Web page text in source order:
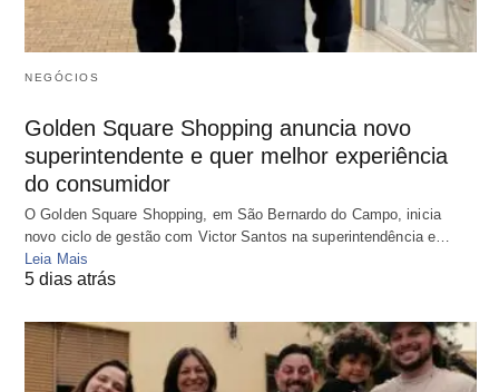
NEGÓCIOS
Golden Square Shopping anuncia novo
superintendente e quer melhor experiência
do consumidor
O Golden Square Shopping, em São Bernardo do Campo, inicia
novo ciclo de gestão com Victor Santos na superintendência e…
Leia Mais
5 dias atrás